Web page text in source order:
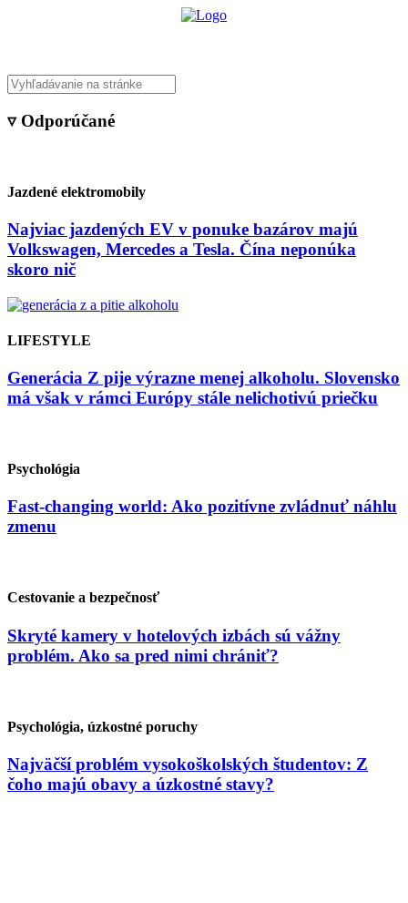
▿ Odporúčané
Jazdené elektromobily
Najviac jazdených EV v ponuke bazárov majú
Volkswagen, Mercedes a Tesla. Čína neponúka
skoro nič
LIFESTYLE
Generácia Z pije výrazne menej alkoholu. Slovensko
má však v rámci Európy stále nelichotivú priečku
Psychológia
Fast-changing world: Ako pozitívne zvládnuť náhlu
zmenu
Cestovanie a bezpečnosť
Skryté kamery v hotelových izbách sú vážny
problém. Ako sa pred nimi chrániť?
Psychológia, úzkostné poruchy
Najväčší problém vysokoškolských študentov: Z
čoho majú obavy a úzkostné stavy?